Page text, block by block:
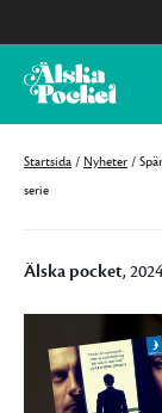
Startsida / Nyheter /
serie
Älska pocket,